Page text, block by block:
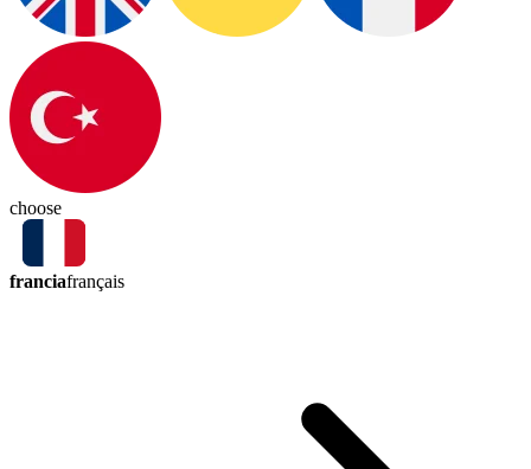
choose
franciafrançais